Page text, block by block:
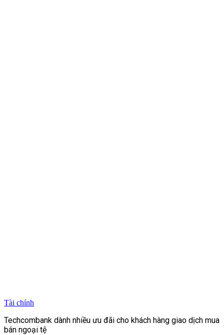
Tài chính
Techcombank dành nhiều ưu đãi cho khách hàng giao dịch mua
bán ngoại tệ